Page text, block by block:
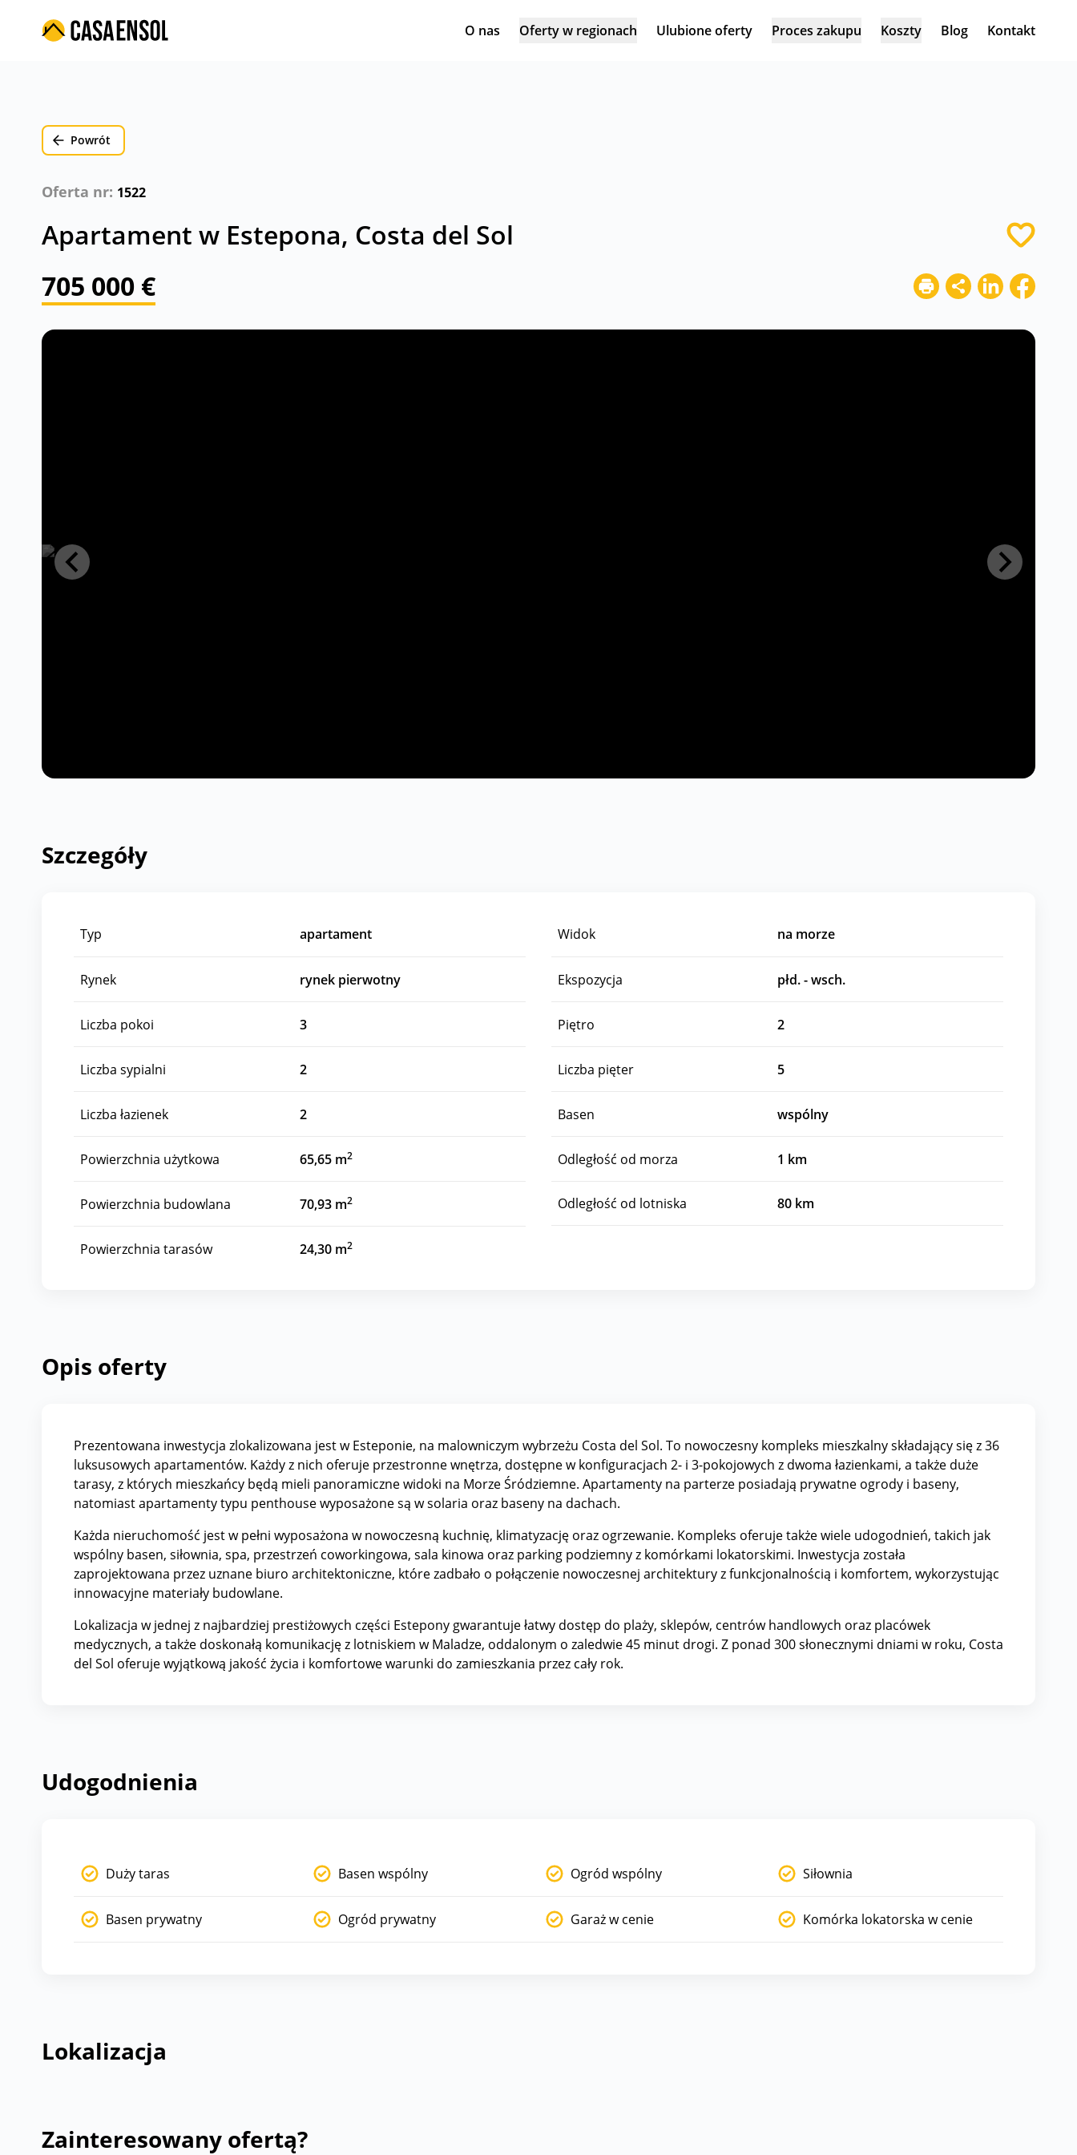
O nas Oferty w regionach Ulubione oferty Proces zakupu Koszty Blog Kontakt
Powrót
Oferta nr: 1522
Apartament w Estepona, Costa del Sol
705 000 €
Szczegóły
Typ apartament
Rynek rynek pierwotny
Liczba pokoi 3
Liczba sypialni 2
Liczba łazienek 2
Powierzchnia użytkowa 65,65 m2
Powierzchnia budowlana 70,93 m2
Powierzchnia tarasów 24,30 m2
Widok na morze
Ekspozycja płd. - wsch.
Piętro 2
Liczba pięter 5
Basen wspólny
Odległość od morza 1 km
Odległość od lotniska 80 km
Opis oferty
Prezentowana inwestycja zlokalizowana jest w Esteponie, na malowniczym wybrzeżu Costa del Sol. To nowoczesny kompleks mieszkalny składający się z 36
luksusowych apartamentów. Każdy z nich oferuje przestronne wnętrza, dostępne w konfiguracjach 2- i 3-pokojowych z dwoma łazienkami, a także duże
tarasy, z których mieszkańcy będą mieli panoramiczne widoki na Morze Śródziemne. Apartamenty na parterze posiadają prywatne ogrody i baseny,
natomiast apartamenty typu penthouse wyposażone są w solaria oraz baseny na dachach.
Każda nieruchomość jest w pełni wyposażona w nowoczesną kuchnię, klimatyzację oraz ogrzewanie. Kompleks oferuje także wiele udogodnień, takich jak
wspólny basen, siłownia, spa, przestrzeń coworkingowa, sala kinowa oraz parking podziemny z komórkami lokatorskimi. Inwestycja została
zaprojektowana przez uznane biuro architektoniczne, które zadbało o połączenie nowoczesnej architektury z funkcjonalnością i komfortem, wykorzystując
innowacyjne materiały budowlane.
Lokalizacja w jednej z najbardziej prestiżowych części Estepony gwarantuje łatwy dostęp do plaży, sklepów, centrów handlowych oraz placówek
medycznych, a także doskonałą komunikację z lotniskiem w Maladze, oddalonym o zaledwie 45 minut drogi. Z ponad 300 słonecznymi dniami w roku, Costa
del Sol oferuje wyjątkową jakość życia i komfortowe warunki do zamieszkania przez cały rok.
Udogodnienia
Duży taras
Basen prywatny
Basen wspólny
Ogród prywatny
Ogród wspólny
Garaż w cenie
Siłownia
Komórka lokatorska w cenie
Lokalizacja
Zainteresowany ofertą?